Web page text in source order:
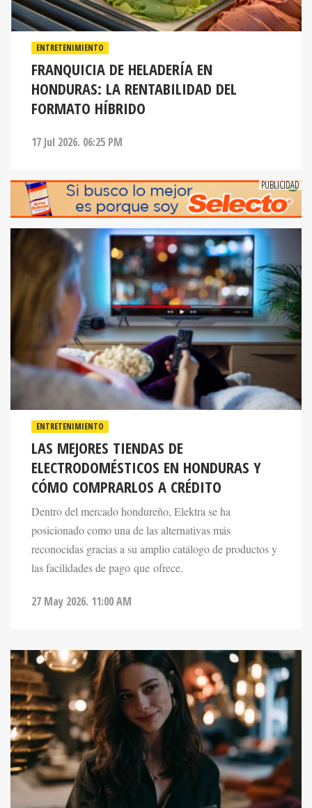
ENTRETENIMIENTO
FRANQUICIA DE HELADERÍA EN
HONDURAS: LA RENTABILIDAD DEL
FORMATO HÍBRIDO
17 Jul 2026. 06:25 PM
LAS MEJORES TIENDAS DE
ELECTRODOMÉSTICOS EN HONDURAS Y
CÓMO COMPRARLOS A CRÉDITO
Dentro del mercado hondureño, Elektra se ha
posicionado como una de las alternativas más
reconocidas gracias a su amplio catálogo de productos y
las facilidades de pago que ofrece.